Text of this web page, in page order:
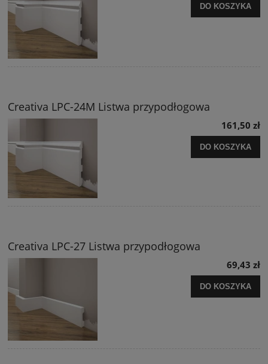
DO KOSZYKA
Creativa LPC-24M Listwa przypodłogowa
161,50 zł
DO KOSZYKA
Creativa LPC-27 Listwa przypodłogowa
69,43 zł
DO KOSZYKA